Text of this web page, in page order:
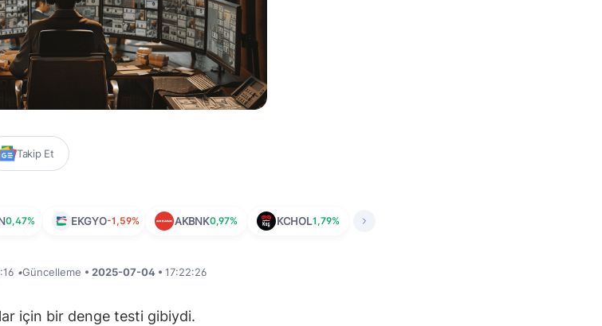
Takip Et
0,47% EKGYO-1,59% AKBNK0,97% KCHOL1,79%
•Güncelleme • 2025-07-04 • 17:22:26
için bir denge testi gibiydi.